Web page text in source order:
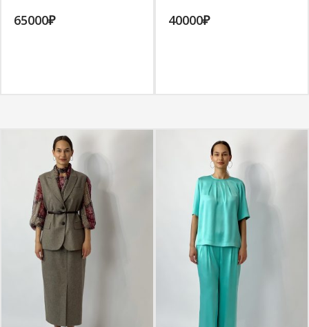
65000₽ 40000₽